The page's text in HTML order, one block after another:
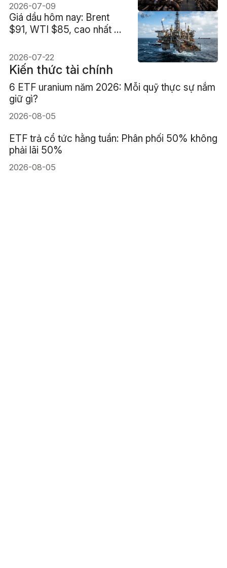
2026-07-09
Giá dầu hôm nay: Brent
$91, WTI $85, cao nhất 5
tăng
2026-07-22
Kiến thức tài chính
6 ETF uranium năm 2026: Mỗi quỹ thực sự nắm
giữ gì?
2026-08-05
ETF trả cổ tức hằng tuần: Phân phối 50% không
phải lãi 50%
2026-08-05